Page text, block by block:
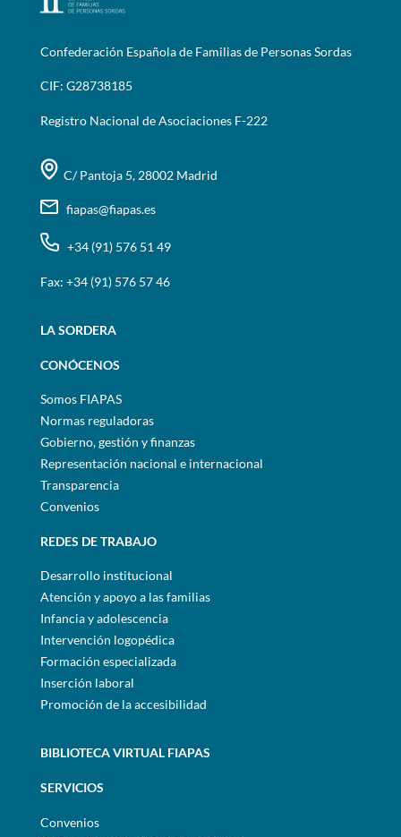
Confederación Española de Familias de Personas Sordas
CIF: G28738185
Registro Nacional de Asociaciones F-222
C/ Pantoja 5, 28002 Madrid
fiapas@fiapas.es
+34 (91) 576 51 49
Fax: +34 (91) 576 57 46
LA SORDERA
CONÓCENOS
Somos FIAPAS
Normas reguladoras
Gobierno, gestión y finanzas
Representación nacional e internacional
Transparencia
Convenios
REDES DE TRABAJO
Desarrollo institucional
Atención y apoyo a las familias
Infancia y adolescencia
Intervención logopédica
Formación especializada
Inserción laboral
Promoción de la accesibilidad
BIBLIOTECA VIRTUAL FIAPAS
SERVICIOS
Convenios